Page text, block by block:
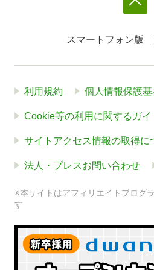
スマートフォン版
利用規約 個人情報保護
Cookie等の利用に関するガイ
サイトアクセス情報の取得に
法人・プレスお問い合わせ
※本サイトはアフィリエイトプログ
す